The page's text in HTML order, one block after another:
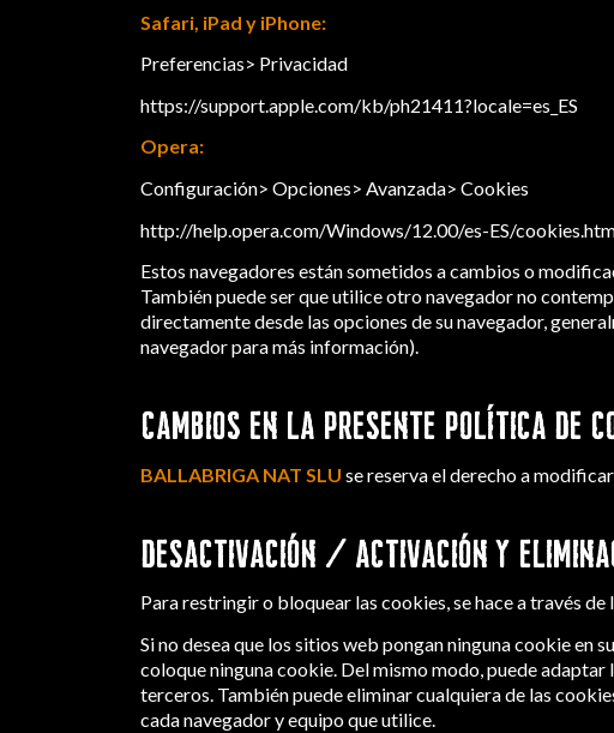
Safari, iPad y iPhone:
Preferencias> Privacidad
https://support.apple.com/kb/ph21411?locale=es_ES
Opera:
Configuración> Opciones> Avanzada> Cookies
http://help.opera.com/Windows/12.00/es-ES/
Estos navegadores están sometidos a cambios o
También puede ser que utilice otro navegador no
directamente desde las opciones de su navegador,
navegador para más información).
CAMBIOS EN LA PRESENTE POLÍTICA DE
BALLABRIGA NAT SLU se reserva el derecho a
DESACTIVACIÓN / ACTIVACIÓN Y
Para restringir o bloquear las cookies, se hace a través
Si no desea que los sitios web pongan ninguna cookie en
coloque ninguna cookie. Del mismo modo, puede
terceros. También puede eliminar cualquiera de las
cada navegador y equipo que utilice.